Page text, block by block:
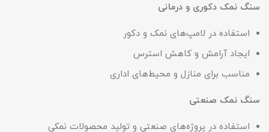
سنگ نمک دکوری و درمانی
استفاده در لامپ‌های نمک و دکور
ایجاد آرامش و کاهش استرس
مناسب برای منازل و محیط‌های اداری
سنگ نمک صنعتی
استفاده در پروژه‌های صنعتی و تولید محصولات نمکی